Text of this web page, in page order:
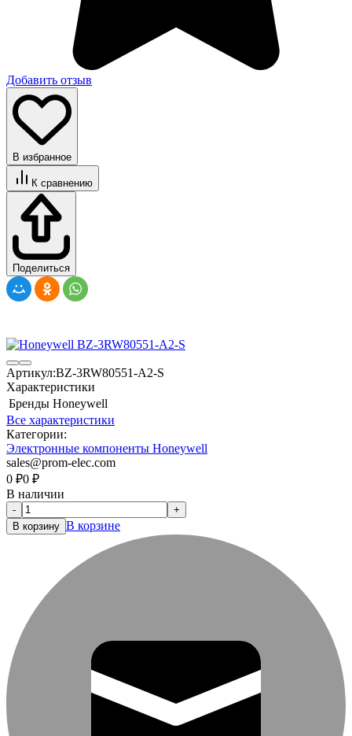
Добавить отзыв
В избранное
К сравнению
Поделиться
Артикул:BZ-3RW80551-A2-S
Характеристики
Бренды Honeywell
Все характеристики
Категории:
Электронные компоненты Honeywell
sales@prom-elec.com
0 ₽0 ₽
В наличии
-
+
В корзину В корзине